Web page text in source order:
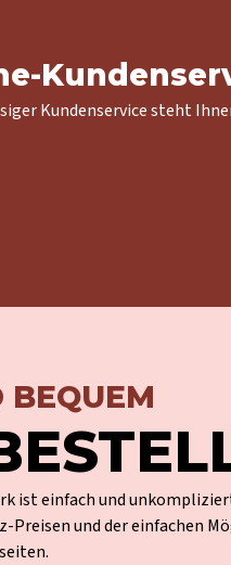
Kundenservice steht
BEQUEM
ist einfach und
Preisen und der einfachen